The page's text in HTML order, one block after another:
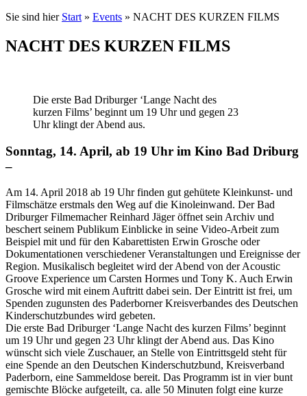
Sie sind hier Start » Events » NACHT DES KURZEN FILMS
NACHT DES KURZEN FILMS
Die erste Bad Driburger ‘Lange Nacht des
kurzen Films’ beginnt um 19 Uhr und gegen 23
Uhr klingt der Abend aus.
Sonntag, 14. April, ab 19 Uhr im Kino Bad Driburg
–
Am 14. April 2018 ab 19 Uhr finden gut gehütete Kleinkunst- und
Filmschätze erstmals den Weg auf die Kinoleinwand. Der Bad
Driburger Filmemacher Reinhard Jäger öffnet sein Archiv und
beschert seinem Publikum Einblicke in seine Video-Arbeit zum
Beispiel mit und für den Kabarettisten Erwin Grosche oder
Dokumentationen verschiedener Veranstaltungen und Ereignisse der
Region. Musikalisch begleitet wird der Abend von der Acoustic
Groove Experience um Carsten Hormes und Tony K. Auch Erwin
Grosche wird mit einem Auftritt dabei sein. Der Eintritt ist frei, um
Spenden zugunsten des Paderborner Kreisverbandes des Deutschen
Kinderschutzbundes wird gebeten.
Die erste Bad Driburger ‘Lange Nacht des kurzen Films’ beginnt
um 19 Uhr und gegen 23 Uhr klingt der Abend aus. Das Kino
wünscht sich viele Zuschauer, an Stelle von Eintrittsgeld steht für
eine Spende an den Deutschen Kinderschutzbund, Kreisverband
Paderborn, eine Sammeldose bereit. Das Programm ist in vier bunt
gemischte Blöcke aufgeteilt, ca. alle 50 Minuten folgt eine kurze